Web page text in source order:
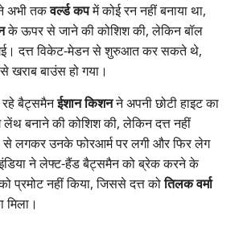
अभी तकवर्ल्ड कपमें कोई रन नहीं बनाया था,
के ऊपर से जाने की कोशिश की, लेकिन बॉल
गई। दत्त विकेट-मेडन से शुरुआत कर सकते थे,
खराब बाउंस हो गया।
रहे बैट्समैनईशान किशनने अपनी छोटी हाइट का
बनाने की कोशिश की, लेकिन दत्त नहीं
लगकर उनके फोरआर्म पर लगी और फिर लेग
ने लेफ्ट-हैंड बैट्समैन को ब्रेक करने के
प्रमोट नहीं किया, जिससे दत्त कोतिलक वर्मा
मिला।